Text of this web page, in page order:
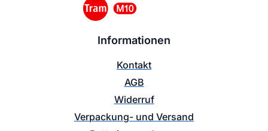
Informationen
Kontakt
AGB
Widerruf
Verpackung- und Versand